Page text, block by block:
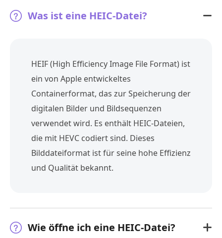
Was ist eine HEIC-Datei?
HEIF (High Efficiency Image File Format) ist
ein von Apple entwickeltes
Containerformat, das zur Speicherung der
digitalen Bilder und Bildsequenzen
verwendet wird. Es enthält HEIC-Dateien,
die mit HEVC codiert sind. Dieses
Bilddateiformat ist für seine hohe Effizienz
und Qualität bekannt.
Wie öffne ich eine HEIC-Datei?